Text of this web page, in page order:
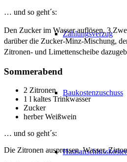
Zahlungsverzug
Baukostenzuschuss
… und so geht´s:
Den Zucker im Wasser auflösen, 3
darüber die Zucker-Minz-Mischung,
Zitronen- und Limettenscheibe
Sommerabend
2 Zitronen
1 l kaltes Trinkwasser
Zucker
herber Weißwein
… und so geht´s:
Die Zitronen auspressen. Wasser,